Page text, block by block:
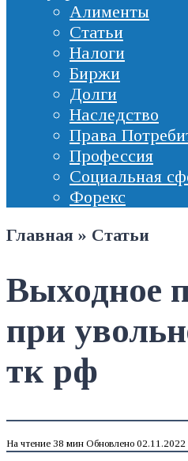
Алименты
Статьи
Налоги
Биржи
Долги
Наследство
Права
Профессия
Социальная
Форекс
Главная » Статьи
Выходное
при
тк рф
На чтение 38 мин Обновлено 02.11.2022